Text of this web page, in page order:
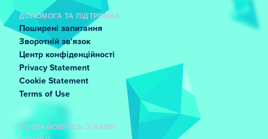
ДОПОМОГА ТА ПІДТРИМКА
Поширені запитання
Зворотній зв'язок
Центр конфіденційності
Privacy Statement
Cookie Statement
Terms of Use
ПОЗНАЙОМТЕСЬ З НАМИ